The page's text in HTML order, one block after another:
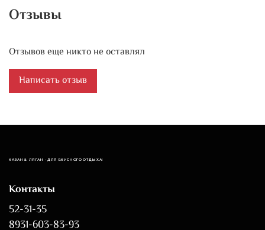
Отзывы
Отзывов еще никто не оставлял
Написать отзыв
КАЗАН & ЛЯГАН - ДЛЯ ВКУСНОГО ОТДЫХА!
Контакты
52-31-35
8931-603-83-93